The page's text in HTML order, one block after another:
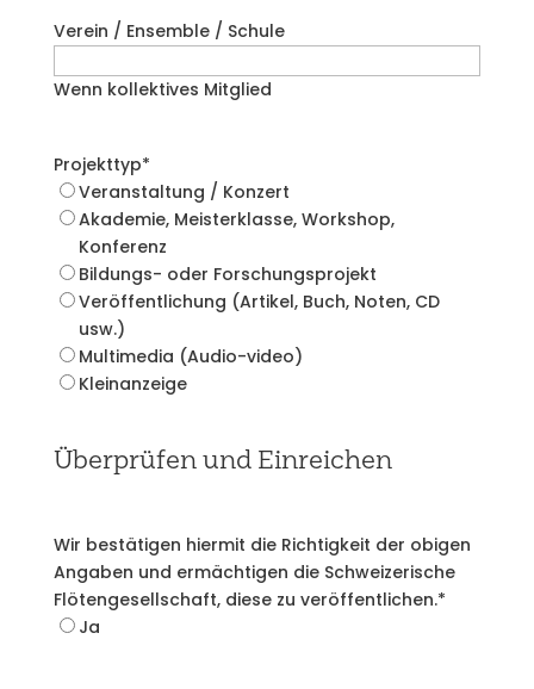
Verein / Ensemble / Schule
Wenn kollektives Mitglied
Projekttyp*
Veranstaltung / Konzert
Akademie, Meisterklasse, Workshop,
Konferenz
Bildungs- oder Forschungsprojekt
Veröffentlichung (Artikel, Buch, Noten, CD
usw.)
Multimedia (Audio-video)
Kleinanzeige
Überprüfen und Einreichen
Wir bestätigen hiermit die Richtigkeit der obigen
Angaben und ermächtigen die Schweizerische
Flötengesellschaft, diese zu veröffentlichen.*
Ja